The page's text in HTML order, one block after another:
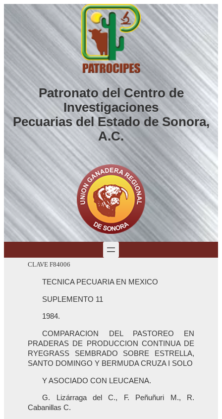
Saltar
al
contenido
Patronato del Centro de
Investigaciones
Pecuarias del Estado de Sonora,
A.C.
CLAVE F84006
TECNICA PECUARIA EN MEXICO
SUPLEMENTO 11
1984.
COMPARACION DEL PASTOREO EN
PRADERAS DE PRODUCCION CONTINUA DE
RYEGRASS SEMBRADO SOBRE ESTRELLA,
SANTO DOMINGO Y BERMUDA CRUZA I SOLO
Y ASOCIADO CON LEUCAENA.
G. Lizárraga del C., F. Peñuñuri M., R.
Cabanillas C.